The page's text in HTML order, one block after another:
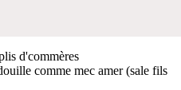
d'commères
comme mec amer (sale fils